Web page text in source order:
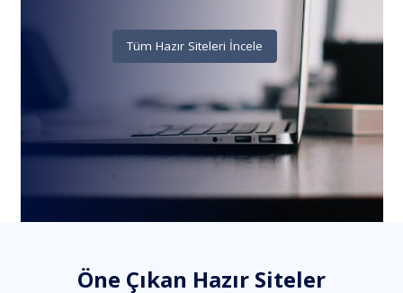
Tüm Hazır Siteleri İncele
Öne Çıkan Hazır Siteler